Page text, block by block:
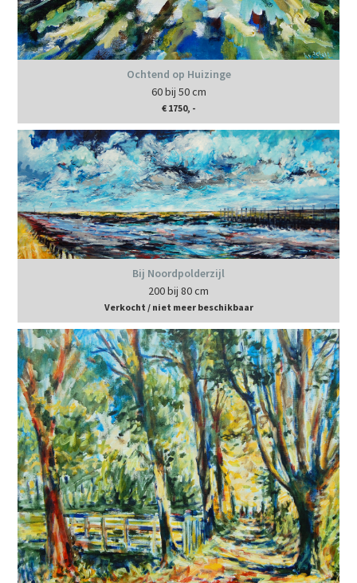
Ochtend op Huizinge
60 bij 50 cm
€ 1750, -
Bij Noordpolderzijl
200 bij 80 cm
Verkocht / niet meer beschikbaar